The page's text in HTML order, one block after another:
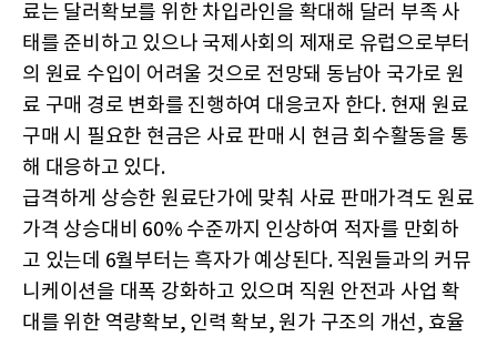
료는 달러확보를 위한 차입라인을 확대해 달러 부족 사
태를 준비하고 있으나 국제사회의 제재로 유럽으로부터
의 원료 수입이 어려울 것으로 전망돼 동남아 국가로 원
료 구매 경로 변화를 진행하여 대응코자 한다. 현재 원료
구매 시 필요한 현금은 사료 판매 시 현금 회수활동을 통
해 대응하고 있다.
급격하게 상승한 원료단가에 맞춰 사료 판매가격도 원료
가격 상승대비 60% 수준까지 인상하여 적자를 만회하
고 있는데 6월부터는 흑자가 예상된다. 직원들과의 커뮤
니케이션을 대폭 강화하고 있으며 직원 안전과 사업 확
대를 위한 역량확보, 인력 확보, 원가 구조의 개선, 효율